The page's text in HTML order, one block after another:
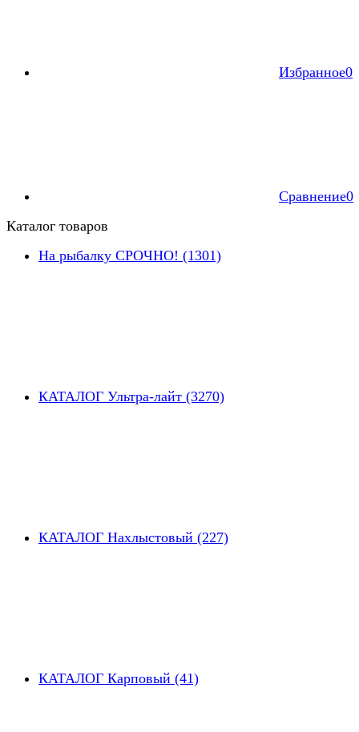
Избранное0
Сравнение0
Каталог товаров
На рыбалку СРОЧНО! (1301)
КАТАЛОГ Ультра-лайт (3270)
КАТАЛОГ Нахлыстовый (227)
КАТАЛОГ Карповый (41)